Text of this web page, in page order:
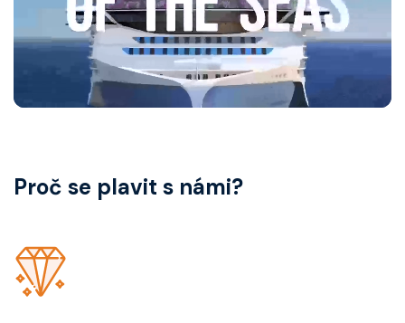
Celebrity Solstice
Celebrity Summit
Celebrity Wanderer
Celebrity Xpedition
Celebrity Xploration
Proč se plavit s námi?